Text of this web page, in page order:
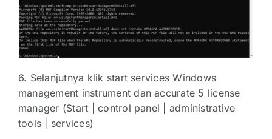
6. Selanjutnya klik start services Windows
management instrument dan accurate 5 license
manager (Start | control panel | administrative
tools | services)